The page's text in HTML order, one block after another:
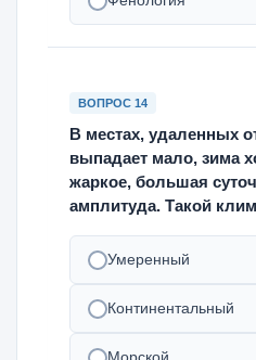
ВОПРОС 14
В местах, удаленных
выпадает мало, зима
жаркое, большая
амплитуда. Такой
Умеренный
Континентальный